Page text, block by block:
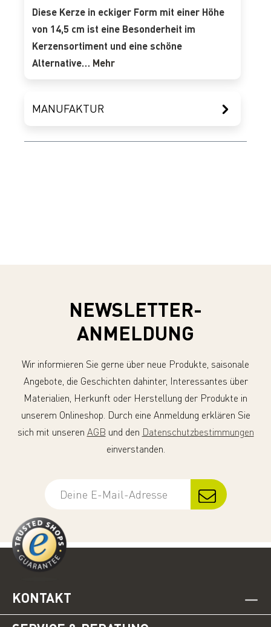
Diese Kerze in eckiger Form mit einer Höhe
von 14,5 cm ist eine Besonderheit im
Kerzensortiment und eine schöne
Alternative… Mehr
MANUFAKTUR
NEWSLETTER-
ANMELDUNG
Wir informieren Sie gerne über neue Produkte, saisonale
Angebote, die Geschichten dahinter, Interessantes über
Materialien, Herkunft oder Herstellung der Produkte in
unserem Onlineshop. Durch eine Anmeldung erklären Sie
sich mit unseren AGB und den Datenschutzbestimmungen
einverstanden.
KONTAKT